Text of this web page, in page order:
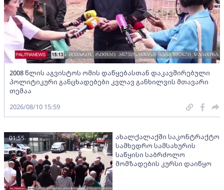
2008 წლის აგვისტოს ომის დაწყებასთან დაკავშირებული
პოლიტიკური განცხადებები კვლავ განხილვის მთავარი
თემაა
2026/08/10 15:59
ახალქალაქში საკონტრაქტო
სამხედრო სამსახურის
საწყისი საბრძოლო
მომზადების კურსი დაიწყო
01:55